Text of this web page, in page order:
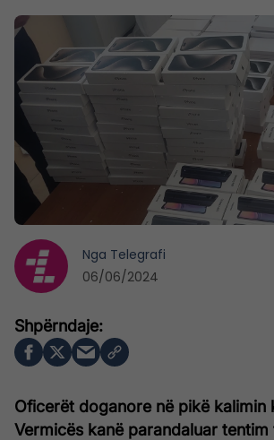
Oficerët doganore në pikë kalimin
Vermicës kanë parandaluar tentim
Nga Telegrafi
06/06/2024